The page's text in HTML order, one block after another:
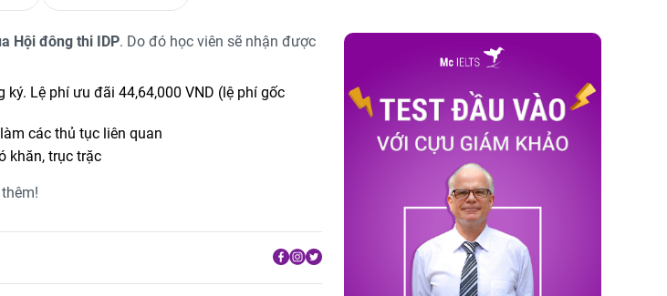
Hội đông thi IDP. Do đó học viên sẽ nhận được
ký. Lệ phí ưu đãi 44,64,000 VND (lệ phí gốc
các thủ tục liên quan
khăn, trục trặc